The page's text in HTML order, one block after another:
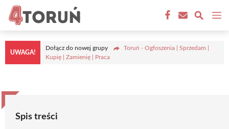
Przejdź
treści
UWAGA!
Dołącz do nowej grupy
Toruń - Ogłoszenia | Sprzedam |
Kupię | Zamienię | Praca
Spis treści